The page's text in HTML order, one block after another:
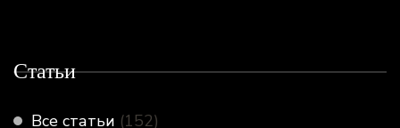
Статьи
Все статьи (152)